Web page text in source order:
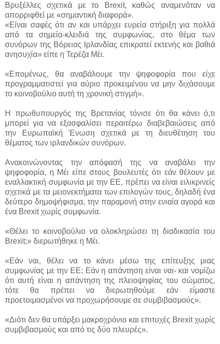
Βρυξέλλες σχετικά με το Brexit, καθώς αναμενόταν να
απορριφθεί με «σημαντική διαφορά».
«Είναι σαφές ότι αν και υπάρχει ευρεία στήριξη για πολλά
από τα σημεία-κλειδιά της συμφωνίας, στο θέμα των
συνόρων της Βόρειας Ιρλανδίας επικρατεί εκτενής και βαθιά
ανησυχία» είπε η Τερέζα Μέι.
«Επομένως, θα αναβάλουμε την ψηφοφορία που είχε
προγραμματιστεί για αύριο προκειμένου να μην διχάσουμε
το κοινοβούλιο αυτή τη χρονική στιγμή».
Η πρωθυπουργός της Βρετανίας τόνισε ότι θα κάνει ό,τι
μπορεί για να εξασφαλίσει περαιτέρω διαβεβαιώσεις από
την Ευρωπαϊκή Ένωση σχετικά με τη διευθέτηση του
θέματος των ιρλανδικών συνόρων.
Ανακοινώνοντας την απόφασή της να αναβάλει την
ψηφοφορία, η Μέι είπε στους βουλευτές ότι εάν θέλουν με
εναλλακτική συμφωνία με την ΕΕ, πρέπει να είναι ειλικρινείς
σχετικά με τα μειονεκτήματα των επιλογών τους, δηλαδή ένα
δεύτερο δημοψήφισμα, την παραμονή στην ενιαία αγορά και
ένα Brexit χωρίς συμφωνία.
«Θέλει το κοινοβούλιο να ολοκληρώσει τη διαδικασία του
Brexit;» διερωτήθηκε η Μέι.
«Εάν ναι, θέλει να το κάνει μέσω της επίτευξης μιας
συμφωνίας με την ΕΕ; Εάν η απάντηση είναι ναι- και νομίζω
ότι αυτή είναι η απάντηση της πλειοψηφίας του σώματος,
τότε θα πρέπει να διερωτηθούμε εάν είμαστε
προετοιμασμένοι να προχωρήσουμε σε συμβιβασμούς».
«Διότι δεν θα υπάρξει μακροχρόνιο και επιτυχές Brexit χωρίς
συμβιβασμούς και από τις δύο πλευρές».